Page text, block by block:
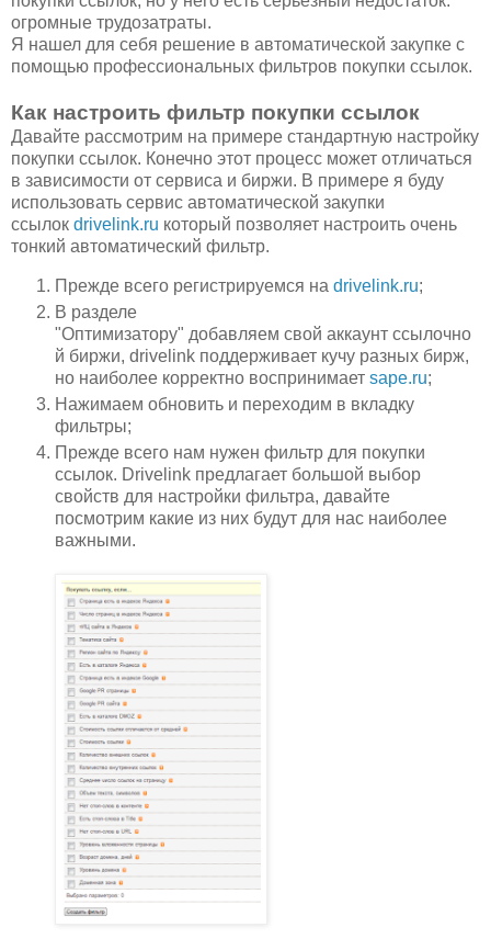
огромные трудозатраты.
Я нашел для себя решение в автоматической закупке с
помощью профессиональных фильтров покупки ссылок.
Как настроить фильтр покупки ссылок
Давайте рассмотрим на примере стандартную настройку
покупки ссылок. Конечно этот процесс может отличаться
в зависимости от сервиса и биржи. В примере я буду
использовать сервис автоматической закупки
ссылок drivelink.ru который позволяет настроить очень
тонкий автоматический фильтр.
Прежде всего регистрируемся на drivelink.ru;
В разделе
"Оптимизатору" добавляем свой аккаунт ссылочно
й биржи, drivelink поддерживает кучу разных бирж,
но наиболее корректно воспринимает sape.ru;
Нажимаем обновить и переходим в вкладку
фильтры;
Прежде всего нам нужен фильтр для покупки
ссылок. Drivelink предлагает большой выбор
свойств для настройки фильтра, давайте
посмотрим какие из них будут для нас наиболее
важными.